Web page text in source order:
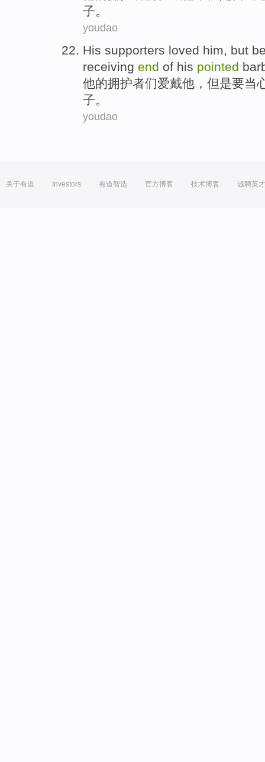
子。
youdao
His supporters loved him, but
receiving end of his pointed
他的拥护者们爱戴他 ， 但是要当
子。
youdao
关于有道 Investors 有道智选 官方博客 技术博客 诚聘英才